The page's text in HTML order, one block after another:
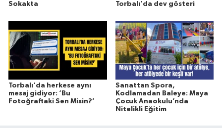
Sokakta
Torbalı'da dev gösteri
Torbalı'da herkese aynı
mesaj gidiyor: ‘Bu
Fotoğraftaki Sen Misin?’
Sanattan Spora,
Kodlamadan Baleye: Maya
Çocuk Anaokulu’nda
Nitelikli Eğitim